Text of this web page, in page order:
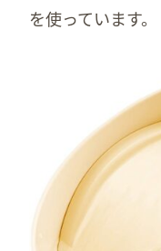
を使っています。